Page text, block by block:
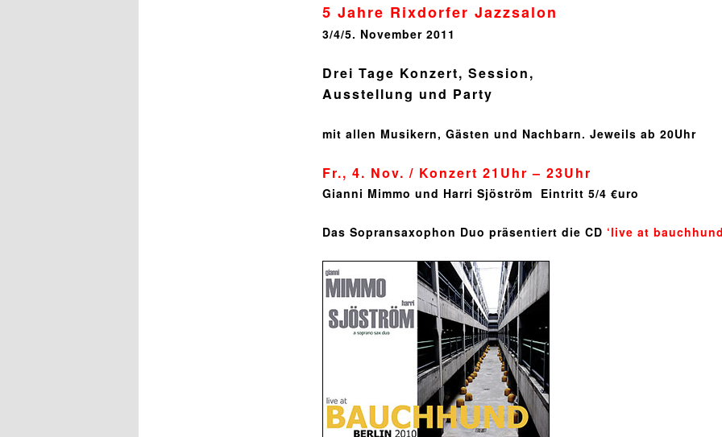
5 Jahre Rixdorfer Jazzsalon
3/4/5. November 2011
Drei Tage Konzert, Session,
Ausstellung und Party
mit allen Musikern, Gästen und Nachbarn. Jeweils ab 20Uhr
Fr., 4. Nov. / Konzert 21Uhr – 23Uhr
Gianni Mimmo und Harri Sjöström Eintritt 5/4 €uro
Das Sopransaxophon Duo präsentiert die CD ‘live at